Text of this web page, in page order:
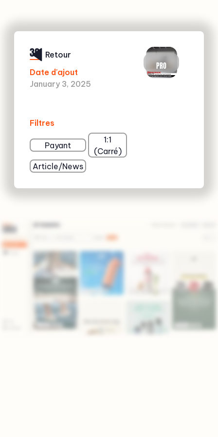
39
Date d'ajout
January 3, 2025
Filtres
Payant
1:1
(Carré)
Article/News
PRO
Retour